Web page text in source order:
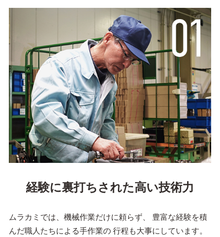
経験に裏打ちされた高い技術力
ムラカミでは、機械作業だけに頼らず、 豊富な経験を積
んだ職人たちによる手作業の行程も大事にしています。